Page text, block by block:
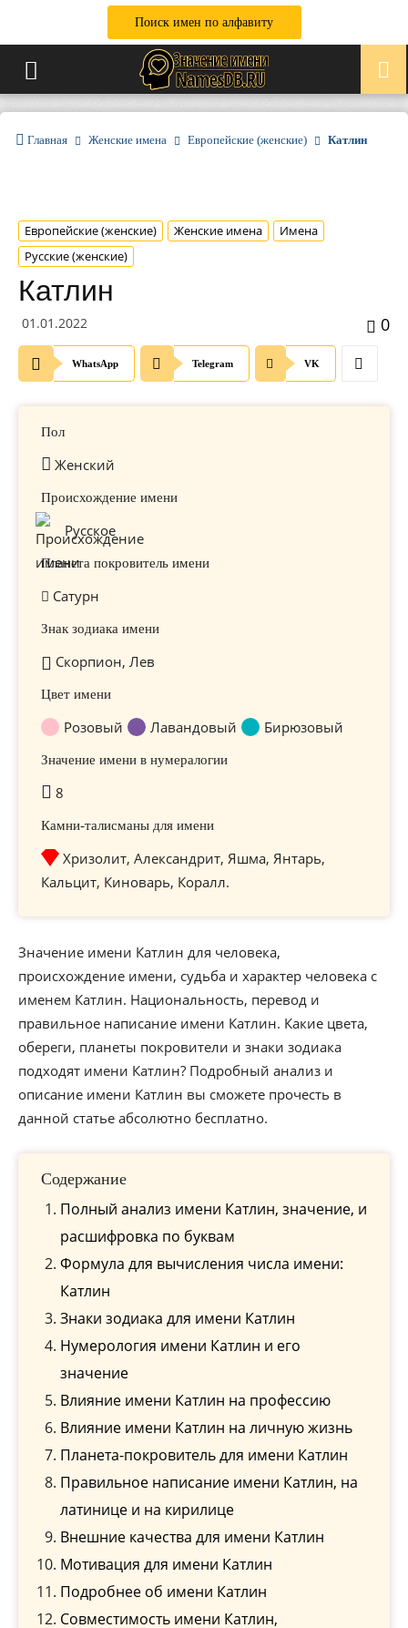
Поиск имен по алфавиту
Главная Женские имена Европейские (женские) Катлин
Европейские (женские) Женские имена
Имена
Русские (женские)
Катлин
01.01.2022 0
WhatsApp Telegram VK
Пол
Женский
Происхождение имени
Русское
Планета покровитель имени
Сатурн
Знак зодиака имени
Скорпион, Лев
Цвет имени
Розовый Лавандовый Бирюзовый
Значение имени в нумералогии
8
Камни-талисманы для имени
Хризолит, Александрит, Яшма, Янтарь,
Кальцит, Киноварь, Коралл.
Значение имени Катлин для человека,
происхождение имени, судьба и характер человека с
именем Катлин. Национальность, перевод и
правильное написание имени Катлин. Какие цвета,
обереги, планеты покровители и знаки зодиака
подходят имени Катлин? Подробный анализ и
описание имени Катлин вы сможете прочесть в
данной статье абсолютно бесплатно.
Содержание
Полный анализ имени Катлин, значение, и
расшифровка по буквам
Формула для вычисления числа имени:
Катлин
Знаки зодиака для имени Катлин
Нумерология имени Катлин и его
значение
Влияние имени Катлин на профессию
Влияние имени Катлин на личную жизнь
Планета-покровитель для имени Катлин
Правильное написание имени Катлин, на
латинице и на кирилице
Внешние качества для имени Катлин
Мотивация для имени Катлин
Подробнее об имени Катлин
Совместимость имени Катлин,